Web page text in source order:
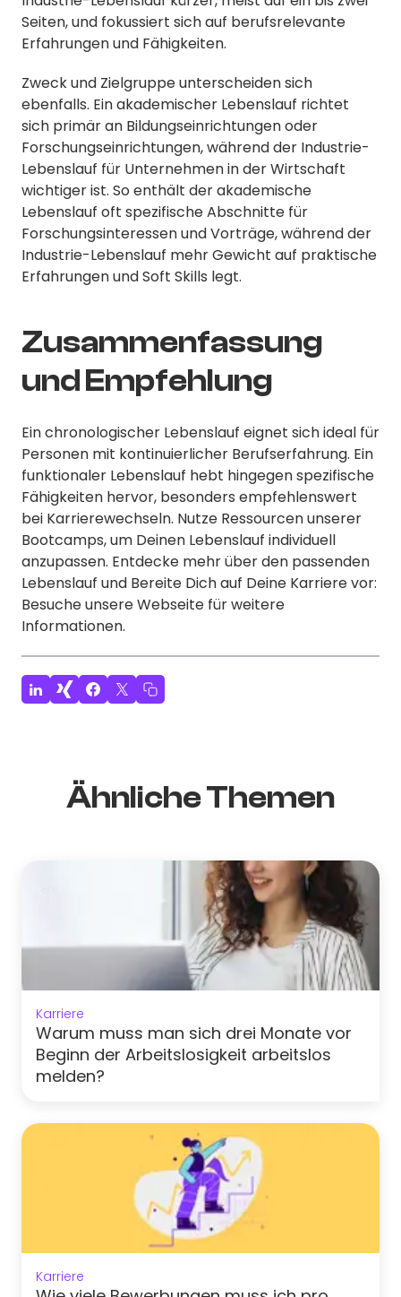
Seiten, und fokussiert sich auf berufsrelevante
Erfahrungen und Fähigkeiten.
Zweck und Zielgruppe unterscheiden sich
ebenfalls. Ein akademischer Lebenslauf richtet
sich primär an Bildungseinrichtungen oder
Forschungseinrichtungen, während der Industrie-
Lebenslauf für Unternehmen in der Wirtschaft
wichtiger ist. So enthält der akademische
Lebenslauf oft spezifische Abschnitte für
Forschungsinteressen und Vorträge, während der
Industrie-Lebenslauf mehr Gewicht auf praktische
Erfahrungen und Soft Skills legt.
Zusammenfassung
und Empfehlung
Ein chronologischer Lebenslauf eignet sich ideal für
Personen mit kontinuierlicher Berufserfahrung. Ein
funktionaler Lebenslauf hebt hingegen spezifische
Fähigkeiten hervor, besonders empfehlenswert
bei Karrierewechseln. Nutze Ressourcen unserer
Bootcamps, um Deinen Lebenslauf individuell
anzupassen. Entdecke mehr über den passenden
Lebenslauf und Bereite Dich auf Deine Karriere vor:
Besuche unsere Webseite für weitere
Informationen.
Ähnliche Themen
Karriere
Warum muss man sich drei Monate vor
Beginn der Arbeitslosigkeit arbeitslos
melden?
Karriere